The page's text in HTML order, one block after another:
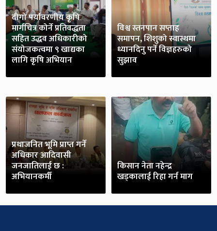
दीगो पर्यावरणीय कृषि
मार्गचित्र कोर्ने प्रतिवद्धता
सहित उद्धव अधिकारीको
संयोजकत्वमा ९ खाद्यका
लागि कृषि अभियान
विश्व स्तनपान सप्ताह
समापन, शिशुको स्वास्थमा
ध्यानदिनु पर्ने विज्ञहरुको
सुझाव
प्रथाजनित भूमि प्राप्त गर्ने
अधिकार आदिवासी
जनजातिलाई छ :
अभियानकर्मी
किसान नेता नहेन्द्र
खड्कालाई रिहा गर्न माग